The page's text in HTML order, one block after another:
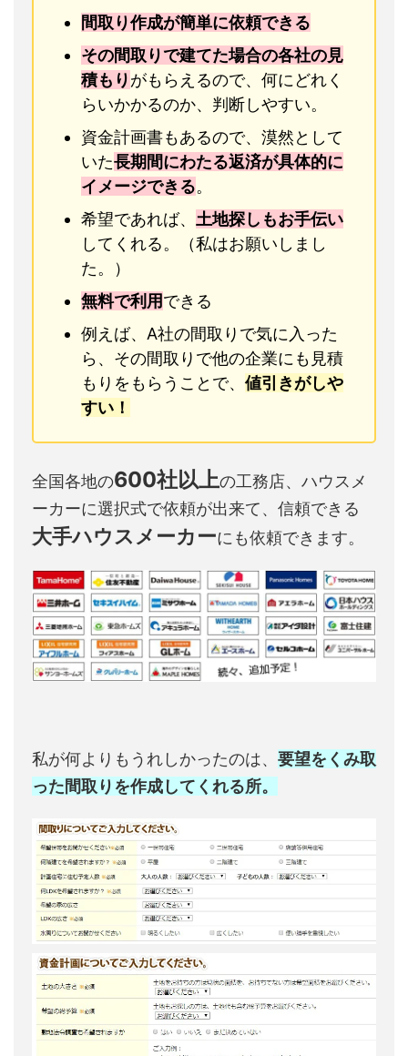
間取り作成が簡単に依頼できる
その間取りで建てた場合の各社の見
積もりがもらえるので、何にどれく
らいかかるのか、判断しやすい。
資金計画書もあるので、漠然として
いた長期間にわたる返済が具体的に
イメージできる。
希望であれば、 土地探しもお手伝い
してくれる。（私はお願いしまし
た。）
無料で利用できる
例えば、A社の間取りで気に入った
ら、その間取りで他の企業にも見積
もりをもらうことで、 値引きがしや
すい！
全国各地の600社以上の工務店、ハウスメ
ーカーに選択式で依頼が出来て、信頼できる
大手ハウスメーカーにも依頼できます。
私が何よりもうれしかったのは、 要望をくみ取
った間取りを作成してくれる所。